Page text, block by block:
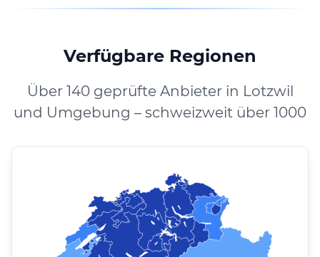
Verfügbare Regionen
Über 140 geprüfte Anbieter in Lotzwil
und Umgebung – schweizweit über 1000